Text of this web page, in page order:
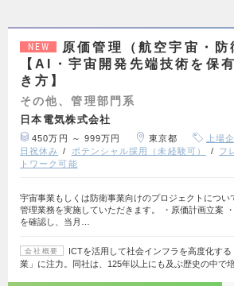
NEW
原価管理（航空宇宙・防
【AI・宇宙開発先端技術を保
き方】
その他、管理部門系
日本電気株式会社
450万円 ～ 999万円 東京都 上場
日祝休み
ポテンシャル採用（未経験可） フ
トワーク可能
宇宙事業もしくは防衛事業向けのプロジェクトについ
管理業務を実施していただきます。 ・原価計画立案
を確認し、当月…
会社概要
ICTを活用して社会インフラを高度化す
業」に注力。同社は、125年以上にも及ぶ歴史の中で